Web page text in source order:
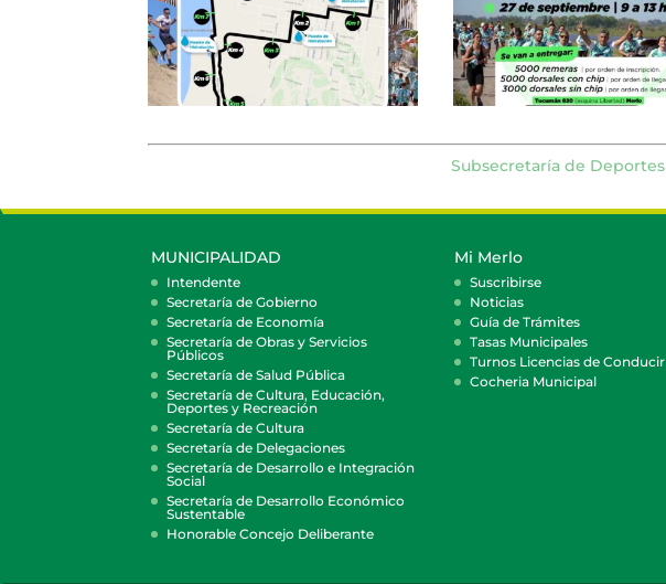
Subsecretaría de Deportes
MUNICIPALIDAD
Intendente
Secretaría de Gobierno
Secretaría de Economía
Secretaría de Obras y Servicios
Públicos
Secretaría de Salud Pública
Secretaría de Cultura, Educación,
Deportes y Recreación
Secretaría de Cultura
Secretaría de Delegaciones
Secretaría de Desarrollo e Integración
Social
Secretaría de Desarrollo Económico
Sustentable
Honorable Concejo Deliberante
Mi Merlo
Suscribirse
Noticias
Guía de Trámites
Tasas Municipales
Turnos Licencias de Conducir
Cocheria Municipal